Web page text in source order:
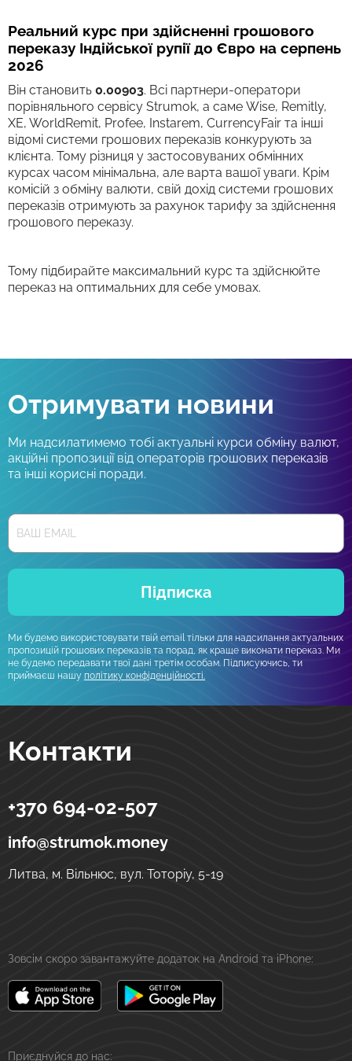
Реальний курс при здійсненні грошового
переказу Індійської рупії до Євро на серпень
2026
Він становить 0.00903. Всі партнери-оператори
порівняльного сервісу Strumok, а саме Wise, Remitly,
XE, WorldRemit, Profee, Instarem, CurrencyFair та інші
відомі системи грошових переказів конкурують за
клієнта. Тому різниця у застосовуваних обмінних
курсах часом мінімальна, але варта вашої уваги. Крім
комісій з обміну валюти, свій дохід системи грошових
переказів отримують за рахунок тарифу за здійснення
грошового переказу.
Тому підбирайте максимальний курс та здійснюйте
переказ на оптимальних для себе умовах.
Отримувати новини
Ми надсилатимемо тобі актуальні курси обміну валют,
акційні пропозиції від операторів грошових переказів
та інші корисні поради.
Підписка
Ми будемо використовувати твій email тільки для надсилання актуальних
пропозицій грошових переказів та порад, як краще виконати переказ. Ми
не будемо передавати твої дані третім особам. Підписуючись, ти
приймаєш нашу політику конфіденційності.
Контакти
Strumok
Грошові перекази в Україну
вул. Тоторіу, 5-19
+370 694-02-507
info@strumok.money
Литва, м. Вільнюс, вул. Тоторіу, 5-19
Зовсім скоро завантажуйте додаток на Android та iPhone:
Приєднуйся до нас: